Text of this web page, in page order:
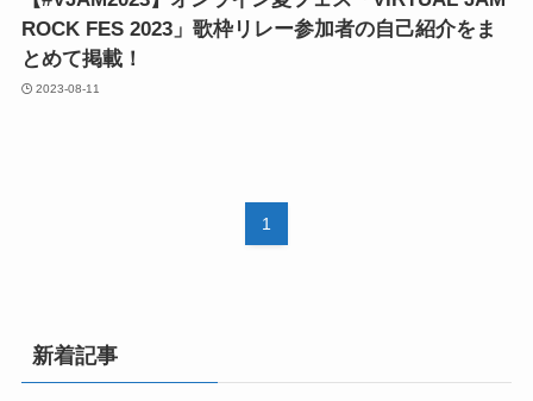
ROCK FES 2023」歌枠リレー参加者の自己紹介をま
とめて掲載！
2023-08-11
1
新着記事